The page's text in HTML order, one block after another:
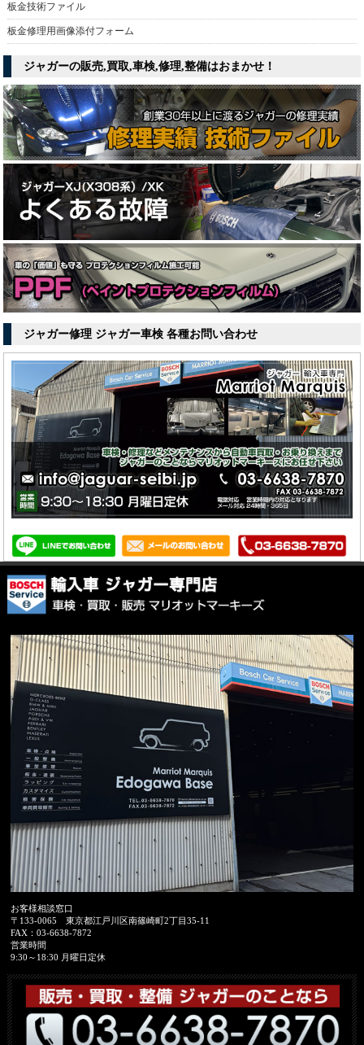
板金技術ファイル
板金修理用画像添付フォーム
ジャガーの販売,買取,車検,修理,整備はおまかせ！
ジャガー修理 ジャガー車検 各種お問い合わせ
お客様相談窓口
〒133-0065
東京都江戸川区南篠崎町2丁目35-11
FAX：03-6638-7872
営業時間
9:30～18:30 月曜日定休